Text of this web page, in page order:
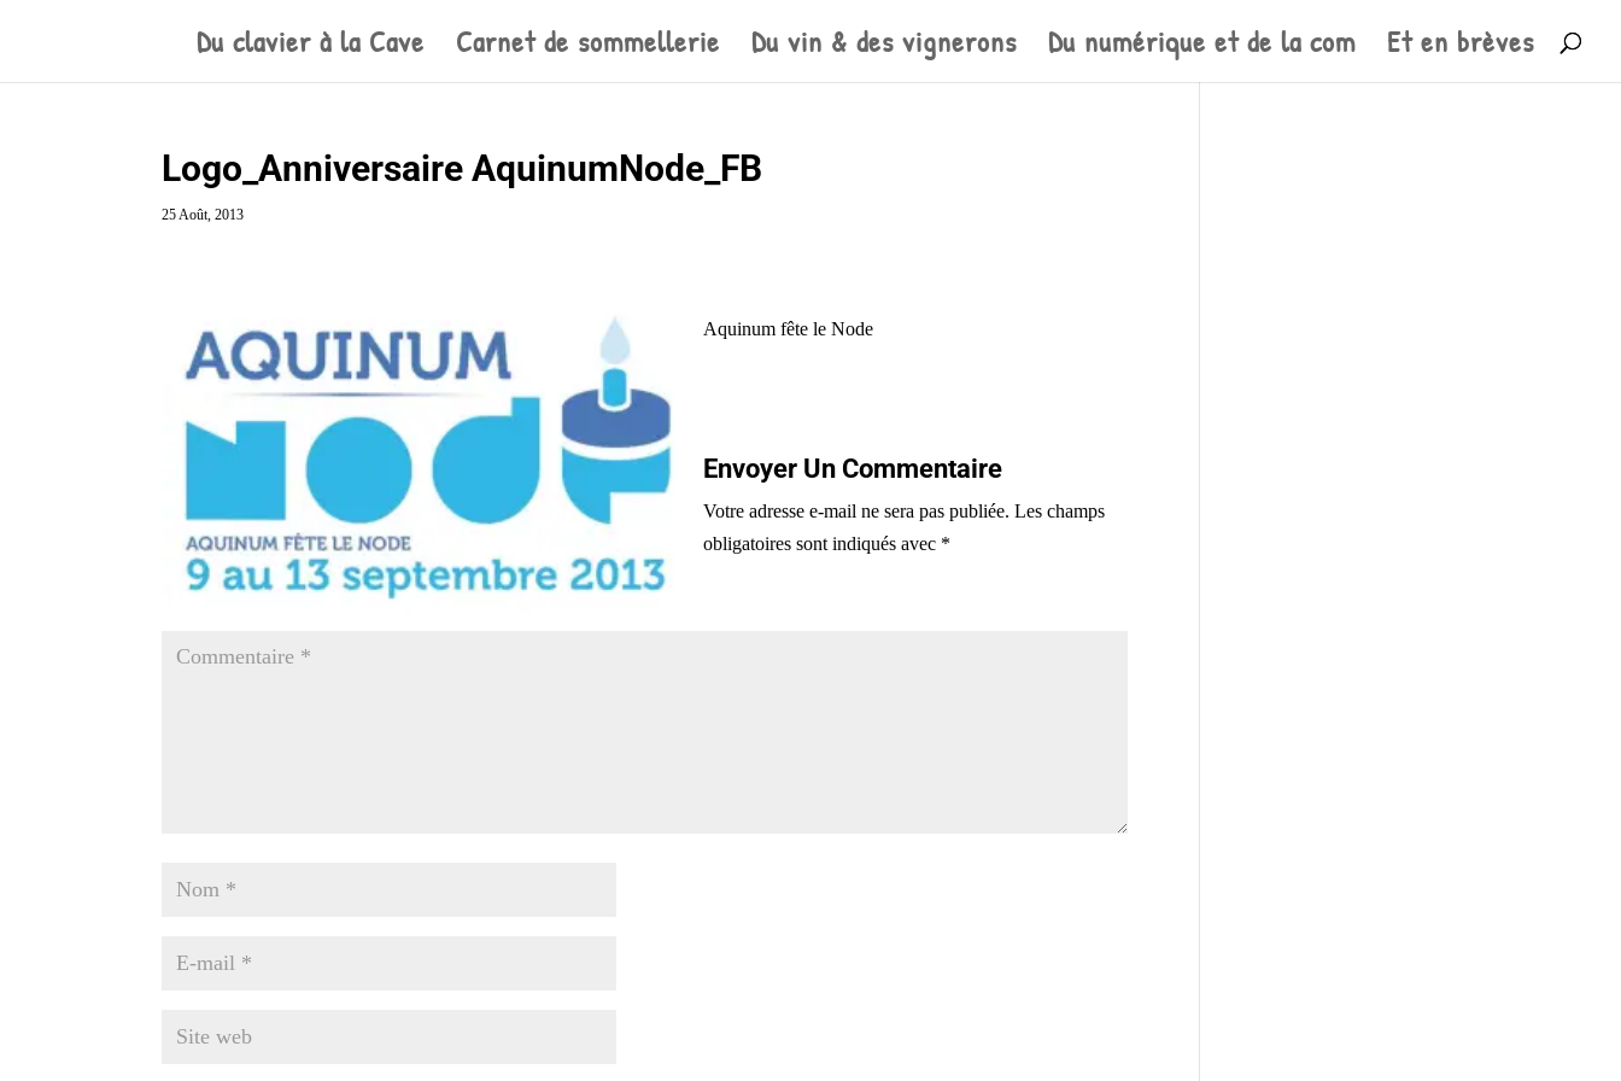
Du clavier à la Cave Carnet de sommellerie Du vin & des vignerons Du numérique et de la com Et en brèves
Logo_Anniversaire AquinumNode_FB
25 Août, 2013
Aquinum fête le Node
Envoyer Un Commentaire
Votre adresse e-mail ne sera pas publiée. Les champs
obligatoires sont indiqués avec *